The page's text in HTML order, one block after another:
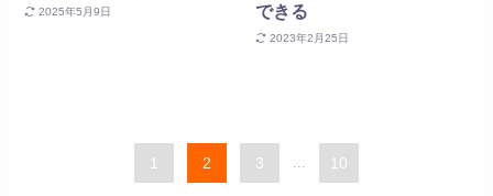
2025年5月9日
できる
2023年2月25日
1 2 3 ... 10